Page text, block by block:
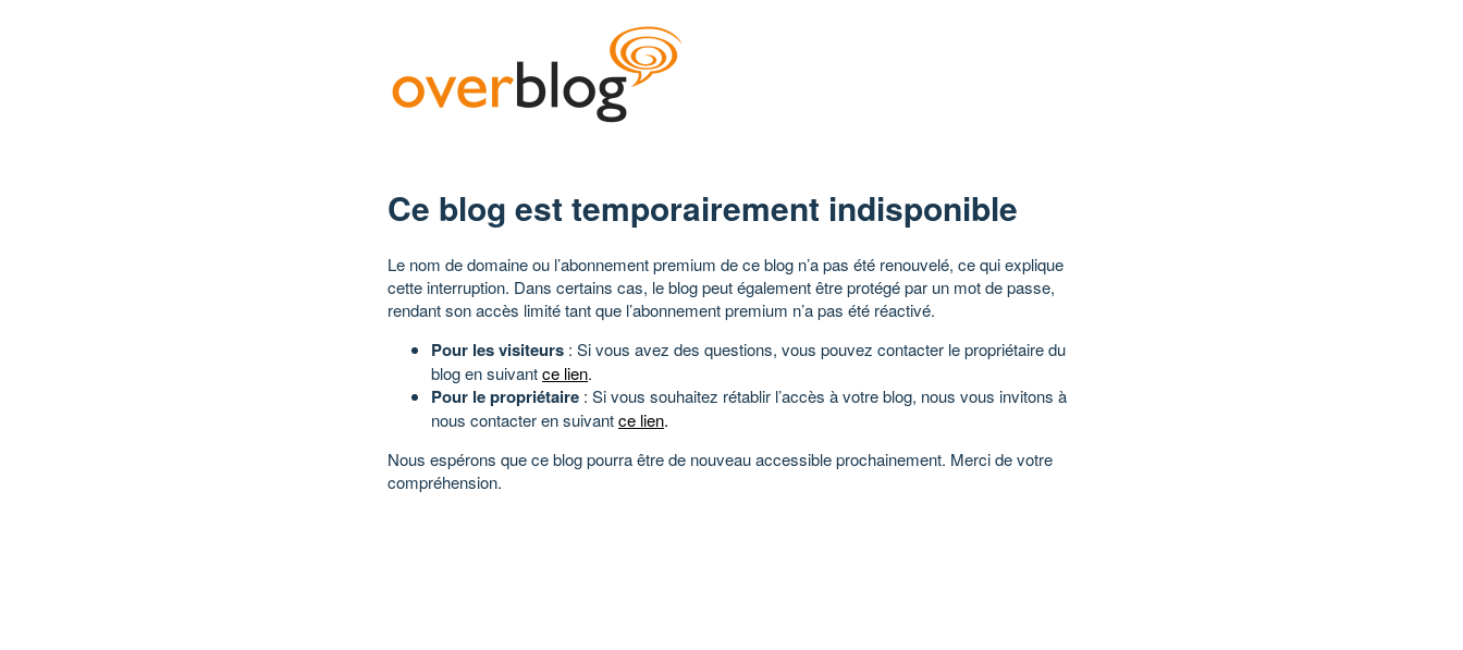
Ce blog est temporairement indisponible
Le nom de domaine ou l’abonnement premium de ce blog n’a pas été renouvelé, ce qui explique
cette interruption. Dans certains cas, le blog peut également être protégé par un mot de passe,
rendant son accès limité tant que l’abonnement premium n’a pas été réactivé.
Pour les visiteurs : Si vous avez des questions, vous pouvez contacter le propriétaire du
blog en suivantce lien.
Pour le propriétaire : Si vous souhaitez rétablir l’accès à votre blog, nous vous invitons à
nous contacter en suivantce lien.
Nous espérons que ce blog pourra être de nouveau accessible prochainement. Merci de votre
compréhension.